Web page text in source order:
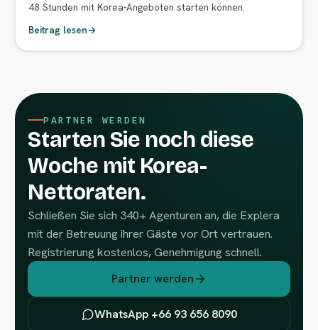
48 Stunden mit Korea-Angeboten starten können.
Beitrag lesen→
PARTNER WERDEN
Starten Sie noch diese
Woche mit Korea-
Nettoraten.
Schließen Sie sich 340+ Agenturen an, die Explera
mit der Betreuung ihrer Gäste vor Ort vertrauen.
Registrierung kostenlos, Genehmigung schnell.
Partner werden
WhatsApp +66 93 656 8090